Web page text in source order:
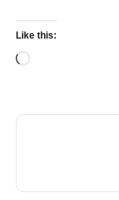
Like this:
Loading…